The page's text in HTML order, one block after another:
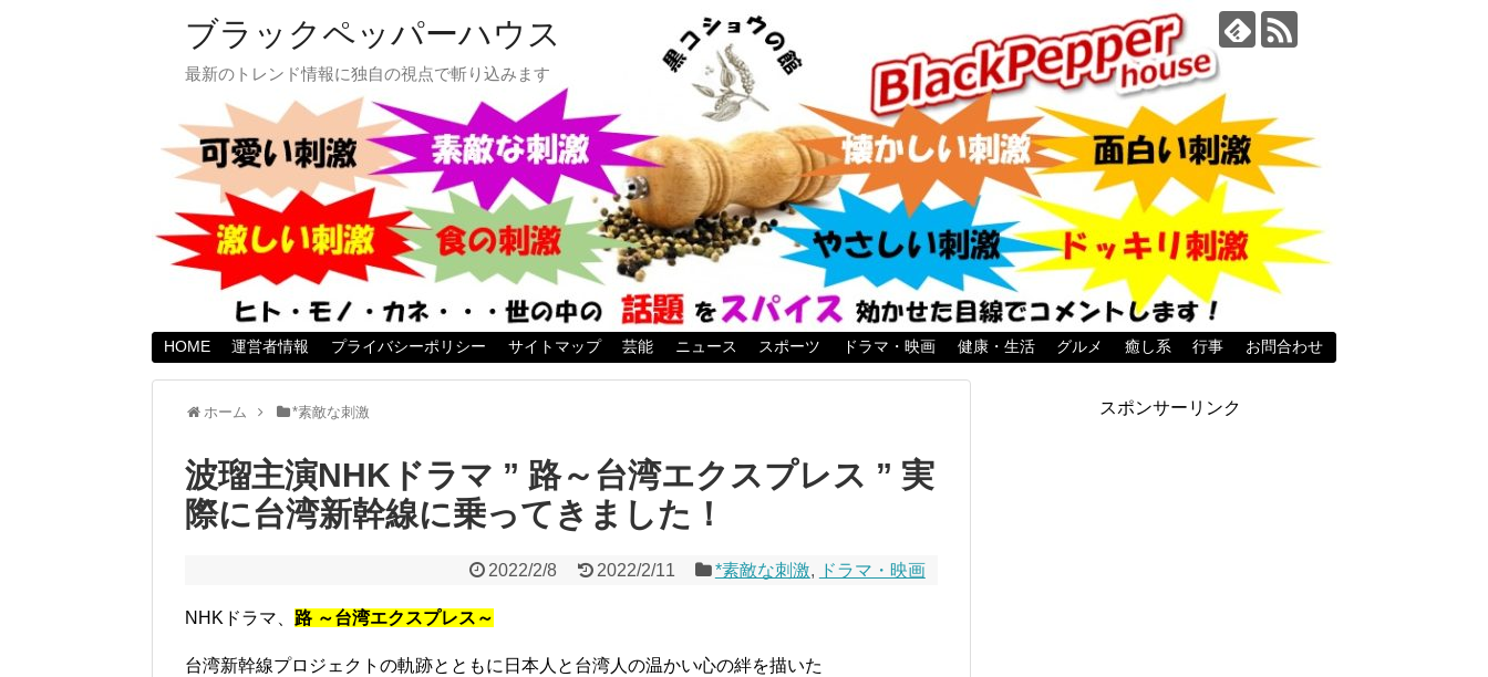
ブラックペッパーハウス
最新のトレンド情報に独自の視点で斬り込みます
HOME 運営者情報 プライバシーポリシー サイトマップ 芸能 ニュース スポーツ ドラマ・映画 健康・生活 グルメ 癒し系 行事 お問合わせ
ホーム *素敵な刺激
波瑠主演NHKドラマ ” 路～台湾エクスプレス ” 実
際に台湾新幹線に乗ってきました！
2022/2/8 2022/2/11 *素敵な刺激, ドラマ・映画
NHKドラマ、 路 ～台湾エクスプレス～
台湾新幹線プロジェクトの軌跡とともに日本人と台湾人の温かい心の絆を描いた
スポンサーリンク